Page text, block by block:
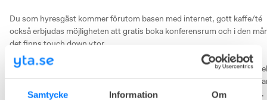
Samtycke Information Om
Du som hyresgäst kommer förutom basen med internet, gott kaffe/té
också erbjudas möjligheten att gratis boka konferensrum och i den
det finns touch down ytor.
FastOffices vision är att skapa attraktiva och genomtänka
där ni som företag kan få växa. Genom trevliga lokaler, smarta
och flexibilitet som ledord erbjuder de bra och prisvärda kontorshotell.